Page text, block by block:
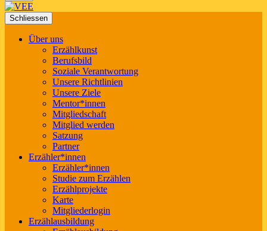
Schliessen
Über uns
Erzählkunst
Berufsbild
Soziale Verantwortung
Unsere Richtlinien
Unsere Ziele
Mentor*innen
Mitgliedschaft
Mitglied werden
Satzung
Partner
Erzähler*innen
Erzähler*innen
Studie zum Erzählen
Erzählprojekte
Karte
Mitgliederlogin
Erzählausbildung